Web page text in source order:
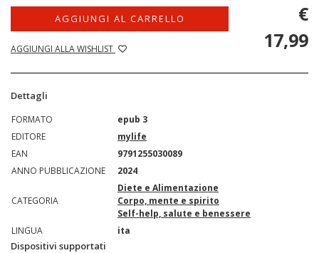
AGGIUNGI AL CARRELLO
AGGIUNGI ALLA WISHLIST
€
17,99
Dettagli
FORMATO
epub 3
EDITORE
mylife
EAN
9791255030089
ANNO PUBBLICAZIONE
2024
CATEGORIA
Diete e Alimentazione
Corpo, mente e spirito
Self-help, salute e benessere
LINGUA
ita
Dispositivi supportati